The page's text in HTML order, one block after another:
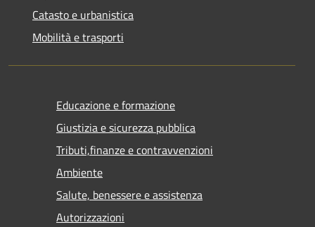
Catasto e urbanistica
Mobilità e trasporti
Educazione e formazione
Giustizia e sicurezza pubblica
Tributi,finanze e contravvenzioni
Ambiente
Salute, benessere e assistenza
Autorizzazioni